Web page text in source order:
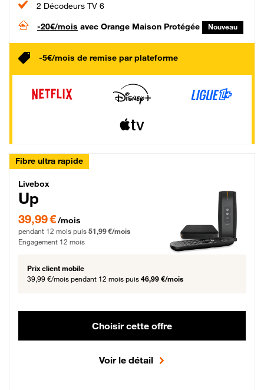
2 Décodeurs TV 6
-20€/mois avec Orange Maison Protégée Nouveau
-5€/mois de remise par plateforme
Fibre ultra rapide
Livebox Up Fibre
Livebox
Up
39,99 € par mois pendant 12 mois puis 51,99 € par mois, Engagement 12 mois
39,99 €/mois
pendant 12 mois puis 51,99 €/mois
Engagement 12 mois
Prix client mobile
39,99 €/mois pendant 12 mois puis 46,99 €/mois
Choisir cette offre
Voir le détail